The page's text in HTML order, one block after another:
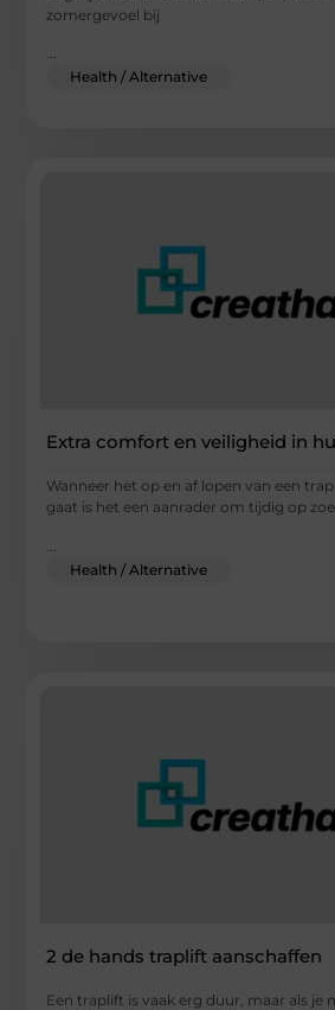
zomergevoel bij
...
Health / Alternative
Extra comfort en veiligheid in
Wanneer het op en af lopen van een
gaat is het een aanrader om tijdig op
Health / Alternative
2 de hands traplift aanschaffen
Een traplift is vaak erg duur, maar als je